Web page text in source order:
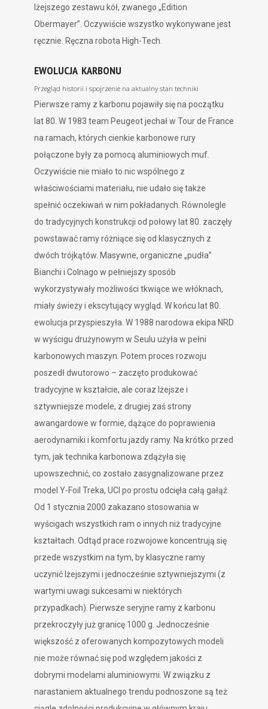
lżejszego zestawu kół, zwanego „Edition
Obermayer”. Oczywiście wszystko wykonywane jest
ręcznie. Ręczna robota High-Tech.
EWOLUCJA KARBONU
Przegląd historii i spojrzenie na aktualny stan techniki
Pierwsze ramy z karbonu pojawiły się na początku
lat 80. W 1983 team Peugeot jechał w Tour de France
na ramach, których cienkie karbonowe rury
połączone były za pomocą aluminiowych muf.
Oczywiście nie miało to nic wspólnego z
właściwościami materiału, nie udało się także
spełnić oczekiwań w nim pokładanych. Równolegle
do tradycyjnych konstrukcji od połowy lat 80. zaczęły
powstawać ramy różniące się od klasycznych z
dwóch trójkątów. Masywne, organiczne „pudła”
Bianchi i Colnago w pełniejszy sposób
wykorzystywały możliwości tkwiące we włóknach,
miały świeży i ekscytujący wygląd. W końcu lat 80.
ewolucja przyspieszyła. W 1988 narodowa ekipa NRD
w wyścigu drużynowym w Seulu użyła w pełni
karbonowych maszyn. Potem proces rozwoju
poszedł dwutorowo – zaczęto produkować
tradycyjne w kształcie, ale coraz lżejsze i
sztywniejsze modele, z drugiej zaś strony
awangardowe w formie, dążące do poprawienia
aerodynamiki i komfortu jazdy ramy. Na krótko przed
tym, jak technika karbonowa zdążyła się
upowszechnić, co zostało zasygnalizowane przez
model Y-Foil Treka, UCI po prostu odcięła całą gałąź.
Od 1 stycznia 2000 zakazano stosowania w
wyścigach wszystkich ram o innych niż tradycyjne
kształtach. Odtąd prace rozwojowe koncentrują się
przede wszystkim na tym, by klasyczne ramy
uczynić lżejszymi i jednocześnie sztywniejszymi (z
wartymi uwagi sukcesami w niektórych
przypadkach). Pierwsze seryjne ramy z karbonu
przekroczyły już granicę 1000 g. Jednocześnie
większość z oferowanych kompozytowych modeli
nie może równać się pod względem jakości z
dobrymi modelami aluminiowymi. W związku z
narastaniem aktualnego trendu podnoszone są też